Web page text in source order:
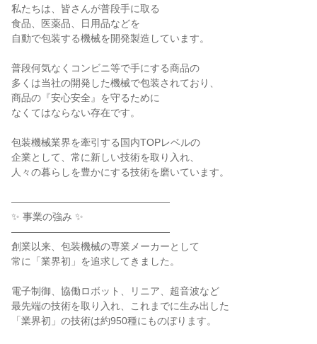
私たちは、皆さんが普段手に取る
食品、医薬品、日用品などを
自動で包装する機械を開発製造しています。
普段何気なくコンビニ等で手にする商品の
多くは当社の開発した機械で包装されており、
商品の『安心安全』を守るために
なくてはならない存在です。
包装機械業界を牽引する国内TOPレベルの
企業として、常に新しい技術を取り入れ、
人々の暮らしを豊かにする技術を磨いています。
――――――――――――――――
✨ 事業の強み ✨
――――――――――――――――
創業以来、包装機械の専業メーカーとして
常に「業界初」を追求してきました。
電子制御、協働ロボット、リニア、超音波など
最先端の技術を取り入れ、これまでに生み出した
「業界初」の技術は約950種にものぼります。